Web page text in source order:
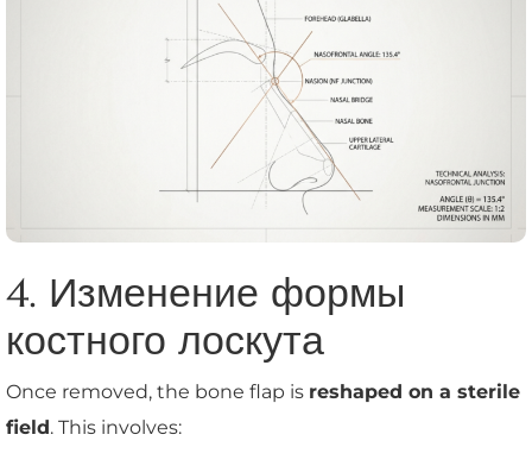
4. Изменение формы
костного лоскута
Once removed, the bone flap is reshaped on a sterile
field. This involves: